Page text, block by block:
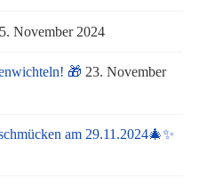
November 2024
🎁 23. November
am 29.11.2024🎄✨